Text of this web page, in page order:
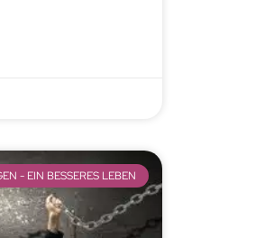
- EIN BESSERES LEBEN